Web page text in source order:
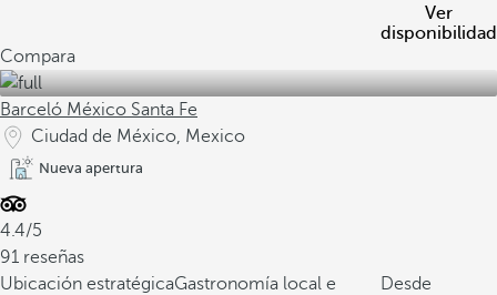
Ver
disponibilidad
Compara
Barceló México Santa Fe
Ciudad de México, Mexico
Nueva apertura
4.4/5
91 reseñas
Ubicación estratégicaGastronomía local e
Desde